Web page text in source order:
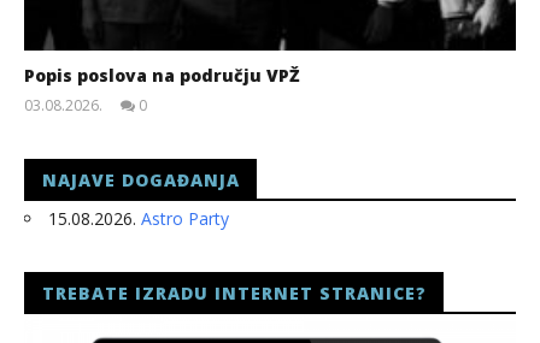
Popis poslova na području VPŽ
03.08.2026.
0
NAJAVE DOGAĐANJA
15.08.2026. Astro Party
TREBATE IZRADU INTERNET STRANICE?